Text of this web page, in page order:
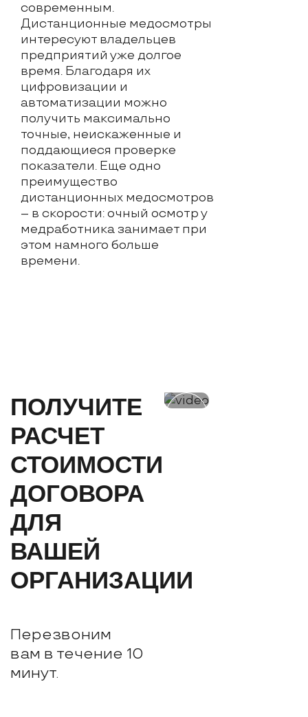
современным.
Дистанционные медосмотры
интересуют владельцев
предприятий уже долгое
время. Благодаря их
цифровизации и
автоматизации можно
получить максимально
точные, неискаженные и
поддающиеся проверке
показатели. Еще одно
преимущество
дистанционных медосмотров
– в скорости: очный осмотр у
медработника занимает при
этом намного больше
времени.
ПОЛУЧИТЕ
РАСЧЕТ
СТОИМОСТИ
ДОГОВОРА
ДЛЯ
ВАШЕЙ
ОРГАНИЗАЦИИ
Перезвоним
вам в течение 10
минут.